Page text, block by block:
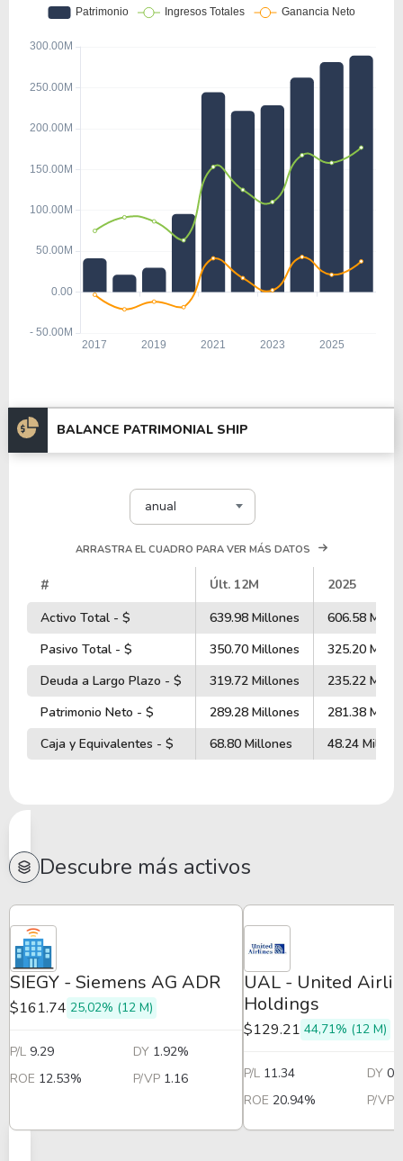
BALANCE PATRIMONIAL SHIP
anual
ARRASTRA EL CUADRO PARA VER MÁS DATOS
# Últ. 12M
2025
Activo Total - $
639.98 Millones
606.58
Pasivo Total - $
350.70 Millones
325.20
Deuda a Largo Plazo - $
319.72 Millones
235.22
Patrimonio Neto - $
289.28 Millones
281.38
Caja y Equivalentes - $
68.80 Millones 48.24
Descubre más activos
SIEGY - Siemens AG ADR
$161.74 25,02% (12 M)
P/L 9.29 DY 1.92%
ROE 12.53% P/VP 1.16
UAL - United
Holdings
$129.21 44,71% (12 M)
P/L 11.34 DY
ROE 20.94% P/VP